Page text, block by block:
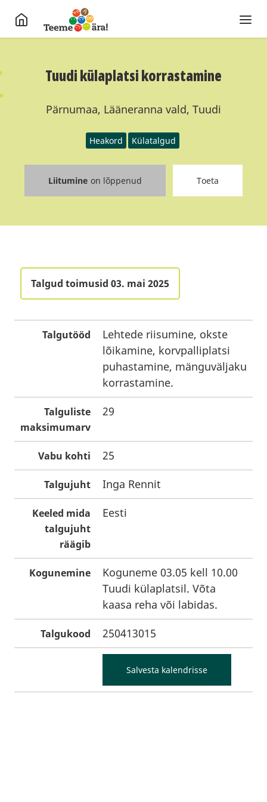
Tuudi külaplatsi korrastamine
Pärnumaa, Lääneranna vald, Tuudi
Heakord Külatalgud
Liitumine on lõppenud Toeta
Talgud toimusid 03. mai 2025
Talgutööd
Lehtede riisumine, okste
lõikamine, korvpalliplatsi
puhastamine, mänguväljaku
korrastamine.
Talguliste
maksimumarv
29
Vabu kohti 25
Talgujuht Inga Rennit
Keeled mida
talgujuht
räägib
Eesti
Kogunemine
Koguneme 03.05 kell 10.00
Tuudi külaplatsil. Võta
kaasa reha või labidas.
Talgukood 250413015
Salvesta kalendrisse